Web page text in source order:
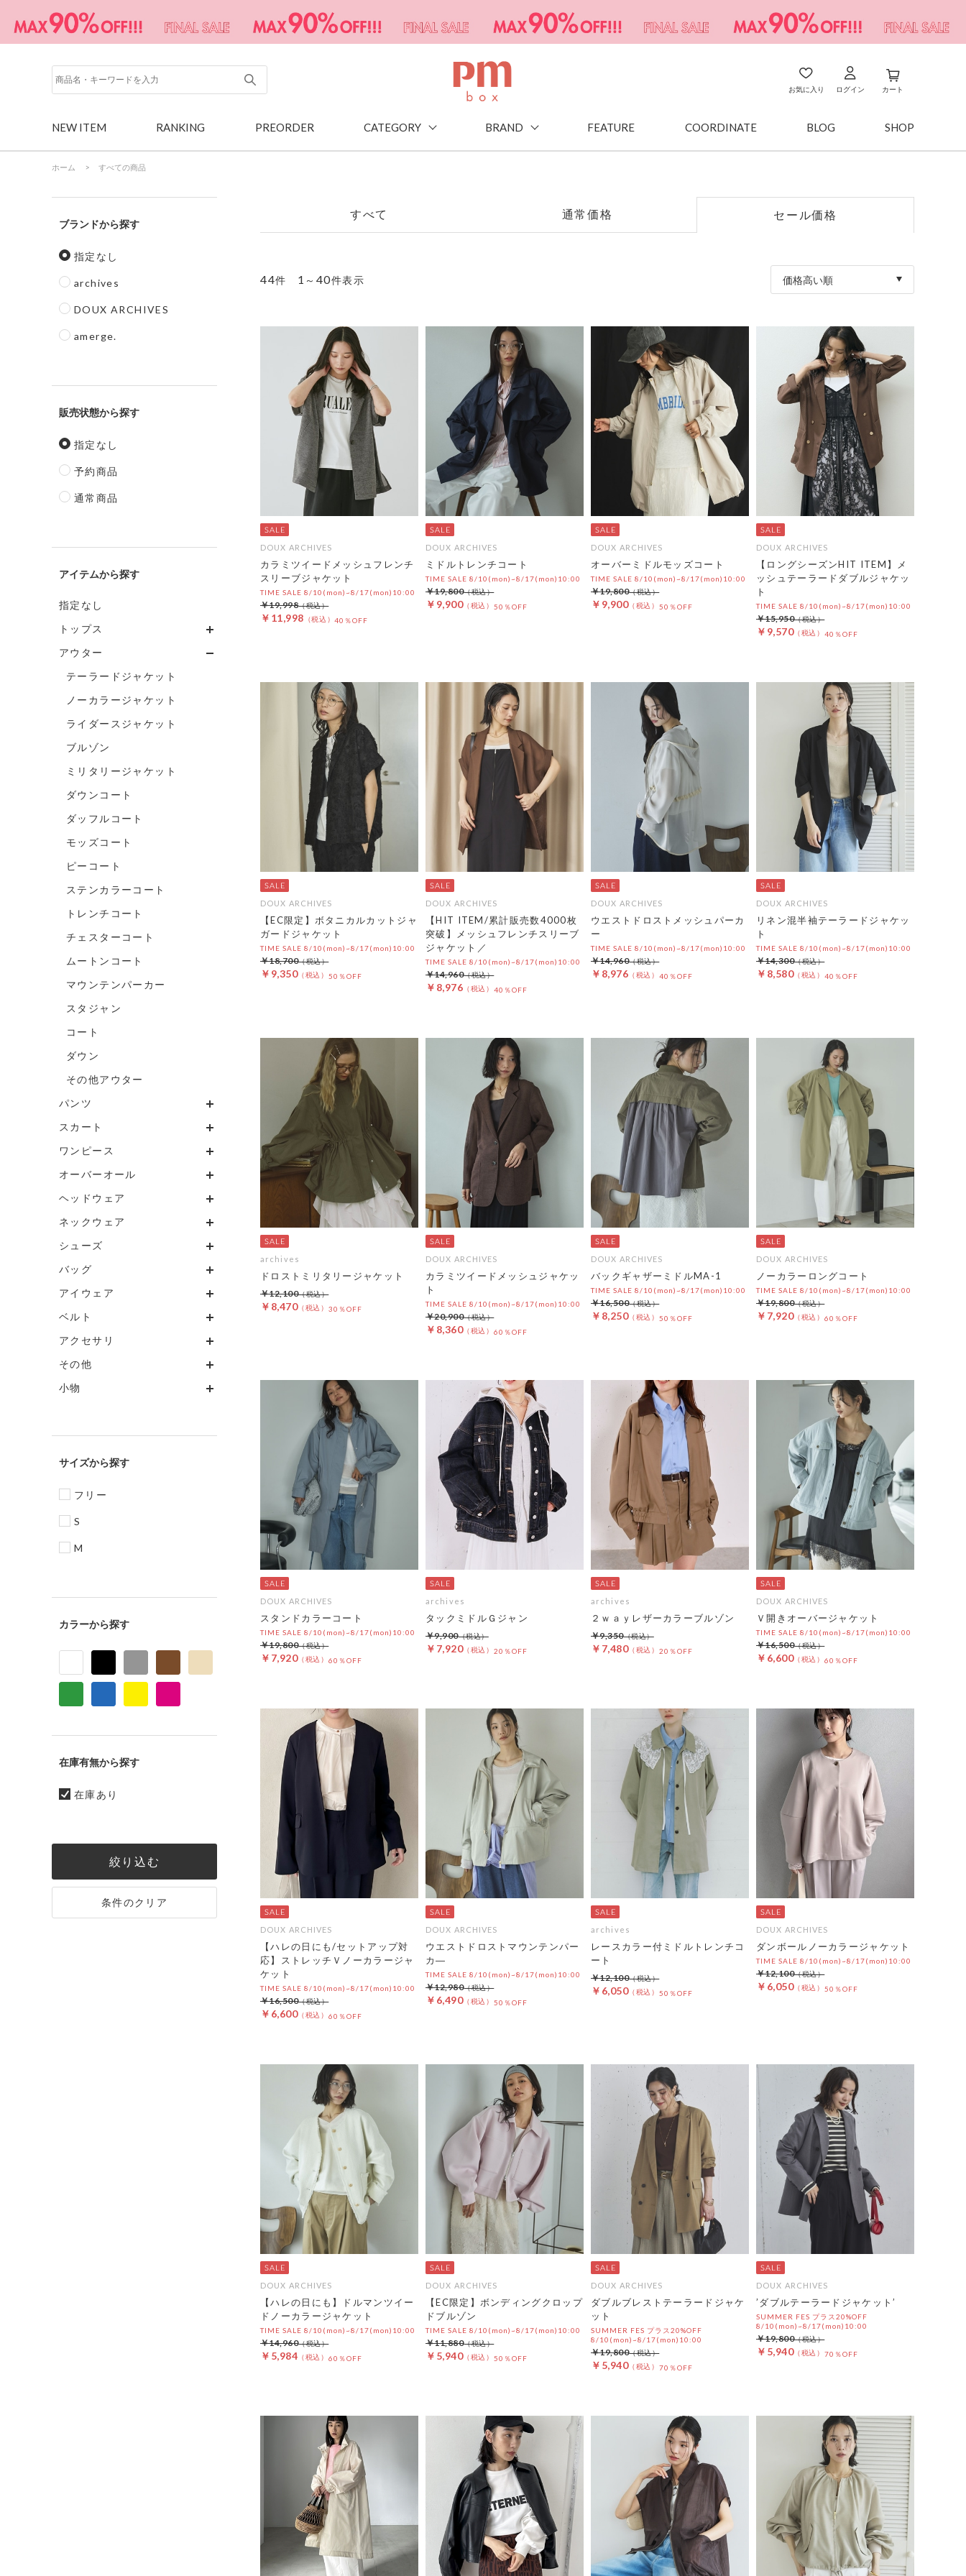
お気に入り ログイン カート
NEW ITEM RANKING PREORDER CATEGORY BRAND FEATURE COORDINATE BLOG SHOP
ホーム > すべての商品
ブランド
指定なし
archives
DOUX ARCHIVES
amerge.
販売状態
指定なし
予約商品
通常商品
アイテム
指定なし
トップス
アウター
テーラードジャケット
ノーカラージャケット
ライダースジャケット
ブルゾン
ミリタリージャケット
ダウンコート
ダッフルコート
モッズコート
ピーコート
ステンカラーコート
トレンチコート
チェスターコート
ムートンコート
マウンテンパーカー
スタジャン
コート
ダウン
その他アウター
パンツ
スカート
ワンピース
オーバーオール
ヘッドウェア
ネックウェア
シューズ
バッグ
アイウェア
ベルト
アクセサリ
その他
小物
サイズ
フリー
S
M
カラー
在庫有無
在庫あり
絞り込む
条件のクリア
すべて 通常価格 セール価格
44件 1 ～ 40件表示 価格高い順
DOUX ARCHIVES
カラミツイードメッシュフレンチ
スリーブジャケット
TIME SALE 8/10(mon)~8/17(mon)10:00
￥11,998 40％OFF
￥19,998
DOUX ARCHIVES
ミドルトレンチコート
TIME SALE 8/10(mon)~8/17(mon)10:00
￥9,900 50％OFF
￥19,800
DOUX ARCHIVES
オーバーミドルモッズコート
TIME SALE 8/10(mon)~8/17(mon)10:00
￥9,900 50％OFF
￥19,800
DOUX ARCHIVES
【ロングシーズンHIT ITEM】メ
ッシュテーラードダブルジャケッ
ト
TIME SALE 8/10(mon)~8/17(mon)10:00
￥9,570 40％OFF
￥15,950
DOUX ARCHIVES
【EC限定】ボタニカルカットジャ
ガードジャケット
TIME SALE 8/10(mon)~8/17(mon)10:00
￥9,350 50％OFF
￥18,700
DOUX ARCHIVES
【HIT ITEM/累計販売数4000枚
突破】メッシュフレンチスリーブ
ジャケット／
TIME SALE 8/10(mon)~8/17(mon)10:00
￥8,976 40％OFF
￥14,960
DOUX ARCHIVES
ウエストドロストメッシュパーカ
ー
TIME SALE 8/10(mon)~8/17(mon)10:00
￥8,976 40％OFF
￥14,960
DOUX ARCHIVES
リネン混半袖テーラードジャケッ
ト
TIME SALE 8/10(mon)~8/17(mon)10:00
￥8,580 40％OFF
￥14,300
archives
ドロストミリタリージャケット
￥8,470 30％OFF
￥12,100
DOUX ARCHIVES
カラミツイードメッシュジャケッ
ト
TIME SALE 8/10(mon)~8/17(mon)10:00
￥8,360 60％OFF
￥20,900
DOUX ARCHIVES
バックギャザーミドルMA-1
TIME SALE 8/10(mon)~8/17(mon)10:00
￥8,250 50％OFF
￥16,500
DOUX ARCHIVES
ノーカラーロングコート
TIME SALE 8/10(mon)~8/17(mon)10:00
￥7,920 60％OFF
￥19,800
DOUX ARCHIVES
スタンドカラーコート
TIME SALE 8/10(mon)~8/17(mon)10:00
￥7,920 60％OFF
￥19,800
archives
タックミドルＧジャン
￥7,920 20％OFF
￥9,900
archives
２ｗａｙレザーカラーブルゾン
￥7,480 20％OFF
￥9,350
DOUX ARCHIVES
Ｖ開きオーバージャケット
TIME SALE 8/10(mon)~8/17(mon)10:00
￥6,600 60％OFF
￥16,500
DOUX ARCHIVES
【ハレの日にも/セットアップ対
応】ストレッチＶノーカラージャ
ケット
TIME SALE 8/10(mon)~8/17(mon)10:00
￥6,600 60％OFF
￥16,500
DOUX ARCHIVES
ウエストドロストマウンテンパー
カ―
TIME SALE 8/10(mon)~8/17(mon)10:00
￥6,490 50％OFF
￥12,980
archives
レースカラー付ミドルトレンチコ
ート
￥6,050 50％OFF
￥12,100
DOUX ARCHIVES
ダンボールノーカラージャケット
TIME SALE 8/10(mon)~8/17(mon)10:00
￥6,050 50％OFF
￥12,100
DOUX ARCHIVES
【ハレの日にも】ドルマンツイー
ドノーカラージャケット
TIME SALE 8/10(mon)~8/17(mon)10:00
￥5,984 60％OFF
￥14,960
DOUX ARCHIVES
【EC限定】ボンディングクロップ
ドブルゾン
TIME SALE 8/10(mon)~8/17(mon)10:00
￥5,940 50％OFF
￥11,880
DOUX ARCHIVES
ダブルブレストテーラードジャケ
ット
SUMMER FES プラス20%OFF
8/10(mon)~8/17(mon)10:00
￥5,940 70％OFF
￥19,800
DOUX ARCHIVES
’ダブルテーラードジャケット’
SUMMER FES プラス20%OFF
8/10(mon)~8/17(mon)10:00
￥5,940 70％OFF
￥19,800